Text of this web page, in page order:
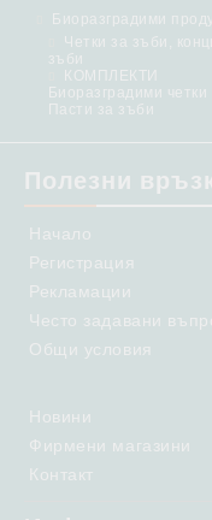
Биоразградими
Четки за зъби,
зъби
КОМПЛЕКТИ
Биоразградими четки
Пасти за зъби
Полезни
Начало
Регистрация
Рекламации
Често задавани
Общи условия
Новини
Фирмени магазини
Контакт